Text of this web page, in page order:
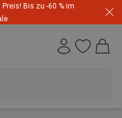
Bis zu -60 % im